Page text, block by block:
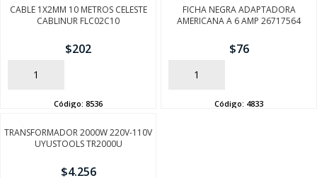
CABLE 1X2MM 10 METROS CELESTE
CABLINUR FLC02C10
$202
AÑADIR
Código: 8536
FICHA NEGRA ADAPTADORA
AMERICANA A 6 AMP 26717564
$76
AÑADIR
Código: 4833
TRANSFORMADOR 2000W 220V-110V
UYUSTOOLS TR2000U
$4.256